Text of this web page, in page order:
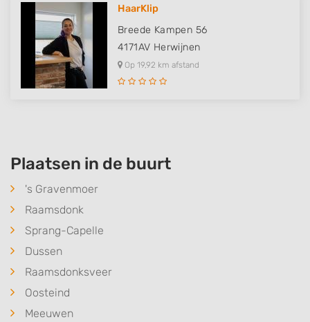
HaarKlip
Breede Kampen 56
4171AV Herwijnen
Op 19,92 km afstand
Plaatsen in de buurt
's Gravenmoer
Raamsdonk
Sprang-Capelle
Dussen
Raamsdonksveer
Oosteind
Meeuwen